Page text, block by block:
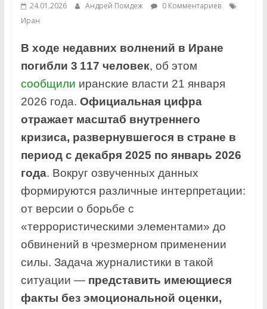
24.01.2026 Андрей Помдеж
0 Комментариев
Иран
В ходе недавних волнений в Иране
погибли 3 117 человек, об этом
сообщили иранские власти 21 января
2026 года. Официальная цифра
отражает масштаб внутреннего
кризиса, развернувшегося в стране в
период с декабря 2025 по январь 2026
года. Вокруг озвученных данных
формируются различные интерпретации:
от версии о борьбе с
«террористическими элементами» до
обвинений в чрезмерном применении
силы. Задача журналистики в такой
ситуации — представить имеющиеся
факты без эмоциональной оценки,